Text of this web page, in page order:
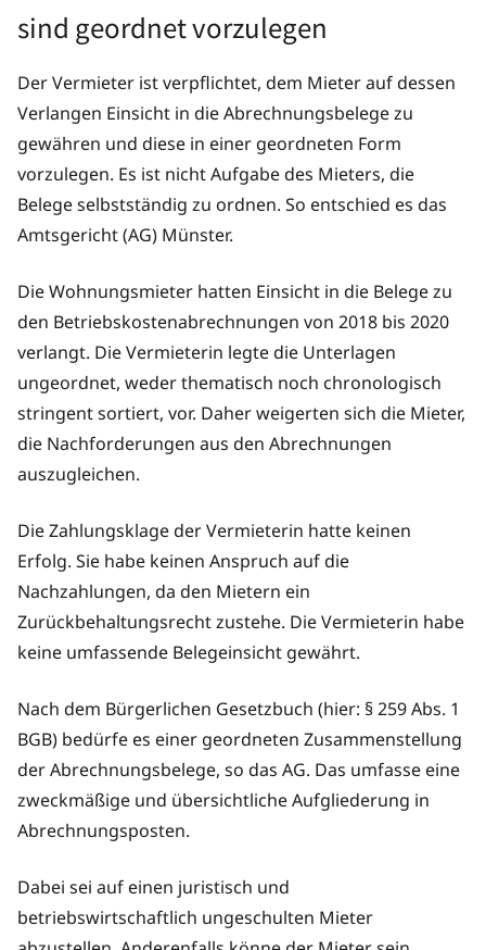
sind geordnet vorzulegen
Der Vermieter ist verpflichtet, dem Mieter auf dessen
Verlangen Einsicht in die Abrechnungsbelege zu
gewähren und diese in einer geordneten Form
vorzulegen. Es ist nicht Aufgabe des Mieters, die
Belege selbstständig zu ordnen. So entschied es das
Amtsgericht (AG) Münster.
Die Wohnungsmieter hatten Einsicht in die Belege zu
den Betriebskostenabrechnungen von 2018 bis 2020
verlangt. Die Vermieterin legte die Unterlagen
ungeordnet, weder thematisch noch chronologisch
stringent sortiert, vor. Daher weigerten sich die Mieter,
die Nachforderungen aus den Abrechnungen
auszugleichen.
Die Zahlungsklage der Vermieterin hatte keinen
Erfolg. Sie habe keinen Anspruch auf die
Nachzahlungen, da den Mietern ein
Zurückbehaltungsrecht zustehe. Die Vermieterin habe
keine umfassende Belegeinsicht gewährt.
Nach dem Bürgerlichen Gesetzbuch (hier: § 259 Abs. 1
BGB) bedürfe es einer geordneten Zusammenstellung
der Abrechnungsbelege, so das AG. Das umfasse eine
zweckmäßige und übersichtliche Aufgliederung in
Abrechnungsposten.
Dabei sei auf einen juristisch und
betriebswirtschaftlich ungeschulten Mieter